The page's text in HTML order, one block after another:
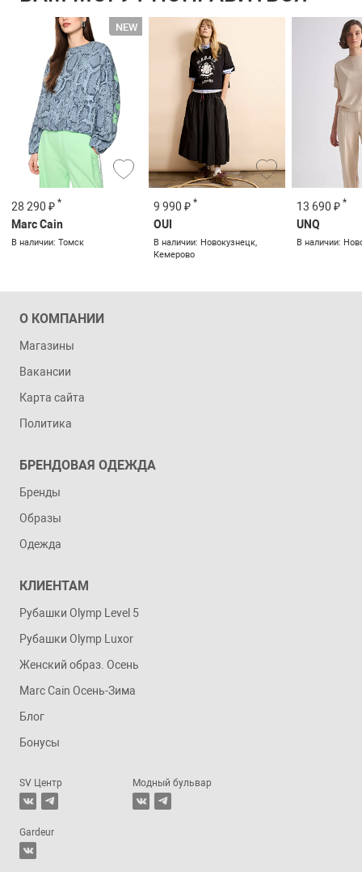
28 290 ₽ *
Marc Cain
В наличии: Томск
9 990 ₽ *
OUI
В наличии: Новокузнецк,
Кемерово
13 690 ₽ *
UNQ
В наличии:
О КОМПАНИИ
Магазины
Вакансии
Карта сайта
Политика
БРЕНДОВАЯ ОДЕЖДА
Бренды
Образы
Одежда
КЛИЕНТАМ
Рубашки Olymp Level 5
Рубашки Olymp Luxor
Женский образ. Осень
Marc Cain Осень-Зима
Блог
Бонусы
SV Центр Модный бульвар
Gardeur